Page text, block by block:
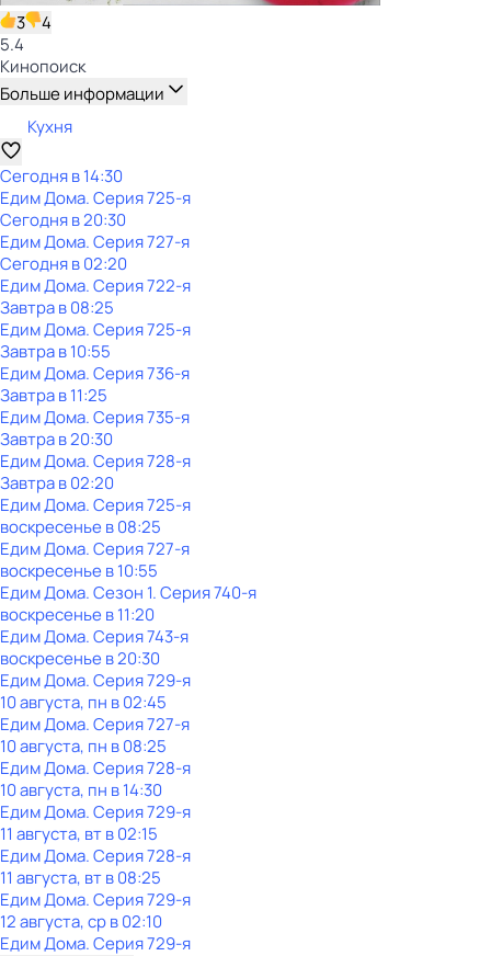
3
4
5.4
Кинопоиск
Больше информации
Кухня
Сегодня в 14:30
Едим Дома. Серия 725-я
Сегодня в 20:30
Едим Дома. Серия 727-я
Сегодня в 02:20
Едим Дома. Серия 722-я
Завтра в 08:25
Едим Дома. Серия 725-я
Завтра в 10:55
Едим Дома. Серия 736-я
Завтра в 11:25
Едим Дома. Серия 735-я
Завтра в 20:30
Едим Дома. Серия 728-я
Завтра в 02:20
Едим Дома. Серия 725-я
воскресенье в08:25
Едим Дома. Серия 727-я
воскресенье в10:55
Едим Дома. Сезон 1. Серия 740-я
воскресенье в11:20
Едим Дома. Серия 743-я
воскресенье в20:30
Едим Дома. Серия 729-я
10 августа, пн в 02:45
Едим Дома. Серия 727-я
10 августа, пн в 08:25
Едим Дома. Серия 728-я
10 августа, пн в 14:30
Едим Дома. Серия 729-я
11 августа, вт в 02:15
Едим Дома. Серия 728-я
11 августа, вт в 08:25
Едим Дома. Серия 729-я
12 августа, ср в 02:10
Едим Дома. Серия 729-я